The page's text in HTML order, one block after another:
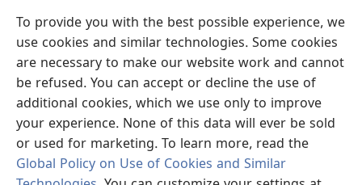
To provide you with the best possible experience, we
use cookies and similar technologies. Some cookies
are necessary to make our website work and cannot
be refused. You can accept or decline the use of
additional cookies, which we use only to improve
your experience. None of this data will ever be sold
or used for marketing. To learn more, read the
Global Policy on Use of Cookies and Similar
new
window)વોચટાવર ઓનલાઇન લાઇબ્રેરી
(opens
new
window)JW Hub
(opens
new
window)